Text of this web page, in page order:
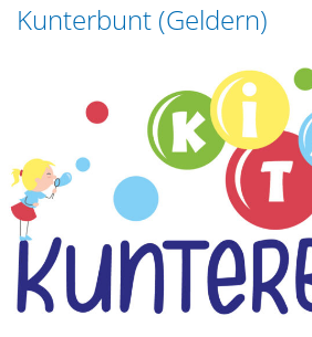
Kunterbunt (Geldern)